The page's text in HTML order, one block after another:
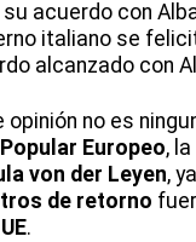
acuerdo con
italiano se
alcanzado con
no es
Europeo,
von der Leyen,
de retorno
UE.